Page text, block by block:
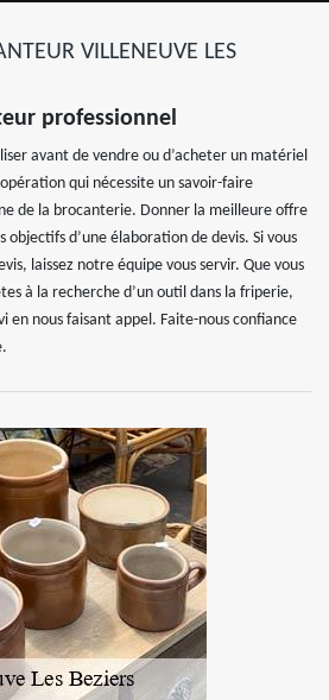
VILLENEUVE LES
professionnel
avant de vendre ou d’acheter un matériel
qui nécessite un savoir-faire
de la brocanterie. Donner la meilleure offre
objectifs d’une élaboration de devis. Si vous
laissez notre équipe vous servir. Que vous
à la recherche d’un outil dans la friperie,
en nous faisant appel. Faite-nous confiance